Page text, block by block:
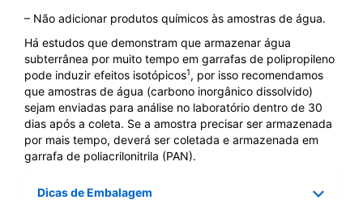
– Não adicionar produtos químicos às amostras de água.
Há estudos que demonstram que armazenar água
subterrânea por muito tempo em garrafas de polipropileno
pode induzir efeitos isotópicos1, por isso recomendamos
que amostras de água (carbono inorgânico dissolvido)
sejam enviadas para análise no laboratório dentro de 30
dias após a coleta. Se a amostra precisar ser armazenada
por mais tempo, deverá ser coletada e armazenada em
garrafa de poliacrilonitrila (PAN).
Dicas de Embalagem